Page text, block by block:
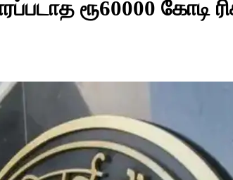
ரூ60000 கோடி